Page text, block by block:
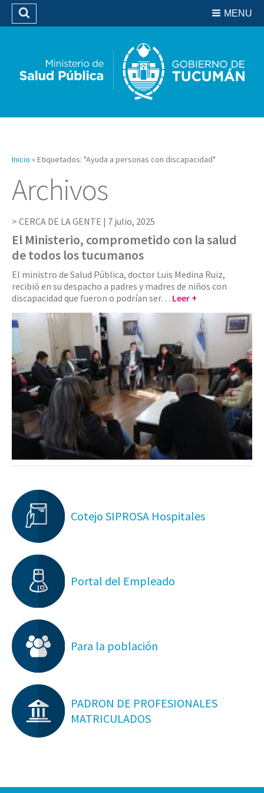
Biblioteca
MENU
Buscar
Inicio » Etiquetados: "Ayuda a personas con discapacidad"
Archivos
CERCA DE LA GENTE | 7 julio, 2025
El Ministerio, comprometido con la salud
de todos los tucumanos
El ministro de Salud Pública, doctor Luis Medina Ruiz,
recibió en su despacho a padres y madres de niños con
discapacidad que fueron o podrían ser… Leer +
Cotejo SIPROSA Hospitales
Portal del Empleado
Para la población
PADRON DE PROFESIONALES
MATRICULADOS